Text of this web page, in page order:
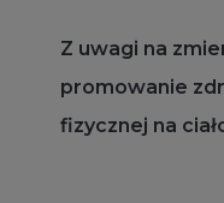
Z uwagi na
promowanie
fizycznej na